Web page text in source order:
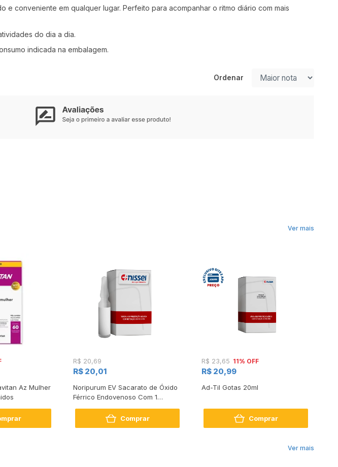
conveniente em qualquer lugar. Perfeito para acompanhar o ritmo diário com mais
do dia a dia.
indicada na embalagem.
Ordenar
Ver mais
Az Mulher
R$ 20,69
R$ 20,01
Noripurum EV Sacarato de Óxido
Férrico Endovenoso Com 1
Ampola de 5ml
Comprar
R$ 23,65 11% OFF
R$ 20,99
Ad-Til Gotas 20ml
Comprar
Ver mais